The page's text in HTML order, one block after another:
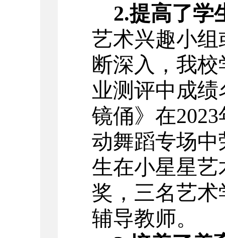
2.提高了学
艺术兴趣小
断深入，我
业测评中成
镜俑》在
动舞蹈专场
生在小星星
奖，三名艺
辅导教师。